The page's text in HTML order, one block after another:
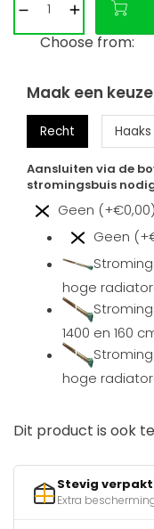
Choose from:
Maak een
Recht Haaks
Aansluiten via de
stromingsbuis
Geen (+€0,00)
Geen
hoge
1400 en 160
hoge
Dit product is ook
Stevig verpakt
Extra